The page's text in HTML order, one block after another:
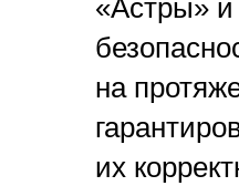
«Астры» и
на
их